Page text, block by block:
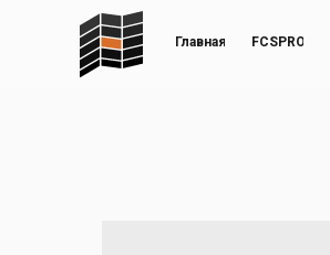
Главная FCSPRO